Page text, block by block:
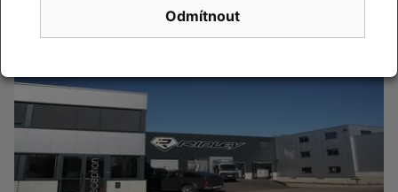
Odmítnout